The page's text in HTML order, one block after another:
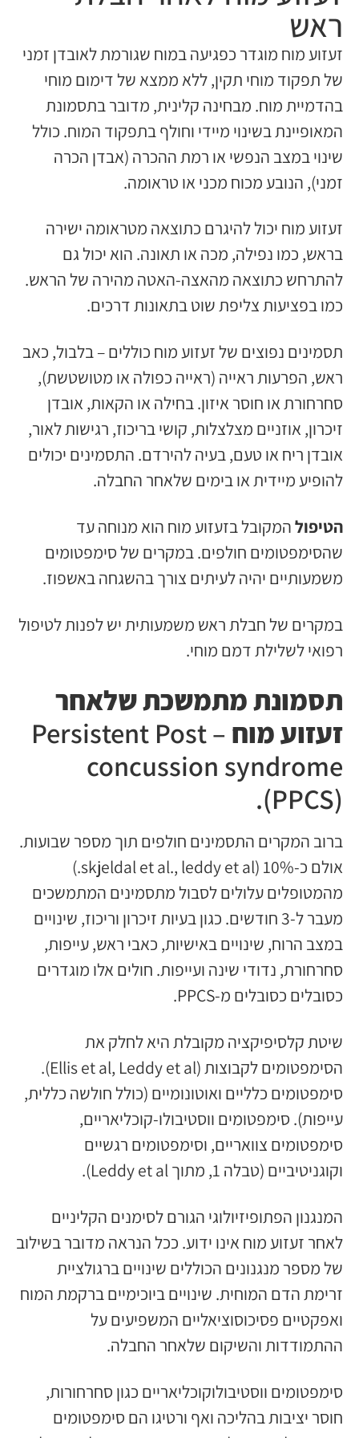
ראש
זעזוע מוח מוגדר כפגיעה במוח שגורמת לאובדן זמני
של תפקוד מוחי תקין, ללא ממצא של דימום מוחי
בהדמיית מוח. מבחינה קלינית, מדובר בתסמונת
המאופיינת בשינוי מיידי וחולף בתפקוד המוח. כולל
שינוי במצב הנפשי או רמת ההכרה (אבדן הכרה
זמני), הנובע מכוח מכני או טראומה.
זעזוע מוח יכול להיגרם כתוצאה מטראומה ישירה
בראש, כמו נפילה, מכה או תאונה. הוא יכול גם
להתרחש כתוצאה מהאצה-האטה מהירה של הראש.
כמו בפציעות צליפת שוט בתאונות דרכים.
תסמינים נפוצים של זעזוע מוח כוללים – בלבול, כאב
ראש, הפרעות ראייה (ראייה כפולה או מטושטשת),
סחרחורת או חוסר איזון. בחילה או הקאות, אובדן
זיכרון, אוזניים מצלצלות, קושי בריכוז, רגישות לאור,
אובדן ריח או טעם, בעיה להירדם. התסמינים יכולים
להופיע מיידית או בימים שלאחר החבלה.
הטיפולהמקובל בזעזוע מוח הוא מנוחה עד
שהסימפטומים חולפים. במקרים של סימפטומים
משמעותיים יהיה לעיתים צורך בהשגחה באשפוז.
במקרים של חבלת ראש משמעותית יש לפנות לטיפול
רפואי לשלילת דמם מוחי.
תסמונת מתמשכת שלאחר
זעזוע מוח
– Persistent Post
concussion syndrome
(PPCS).
ברוב המקרים התסמינים חולפים תוך מספר שבועות.
אולם כ-10% (skjeldal et al., leddy et al.)
מהמטופלים עלולים לסבול מתסמינים המתמשכים
מעבר ל-3 חודשים. כגון בעיות זיכרון וריכוז, שינויים
במצב הרוח, שינויים באישיות, כאבי ראש, עייפות,
סחרחורת, נדודי שינה ועייפות. חולים אלו מוגדרים
כסובלים כסובלים מ-PPCS.
שיטת קלסיפיקציה מקובלת היא לחלק את
הסימפטומים לקבוצות (Ellis et al, Leddy et al).
סימפטומים כלליים ואוטונומיים (כולל חולשה כללית,
עייפות). סימפטומים ווסטיבולו-קוכליאריים,
סימפטומים צוואריים, וסימפטומים רגשיים
וקוגניטיביים (טבלה 1, מתוך Leddy et al).
המנגנון הפתופיזיולוגי הגורם לסימנים הקליניים
לאחר זעזוע מוח אינו ידוע. ככל הנראה מדובר בשילוב
של מספר מנגנונים הכוללים שינויים ברגולציית
זרימת הדם המוחית. שינויים ביוכימיים ברקמת המוח
ואפקטיים פסיכוסוציאליים המשפיעים על
ההתמודדות והשיקום שלאחר החבלה.
סימפטומים ווסטיבולוקוכליאריים כגון סחרחורות,
חוסר יציבות בהליכה ואף ורטיגו הם סימפטומים